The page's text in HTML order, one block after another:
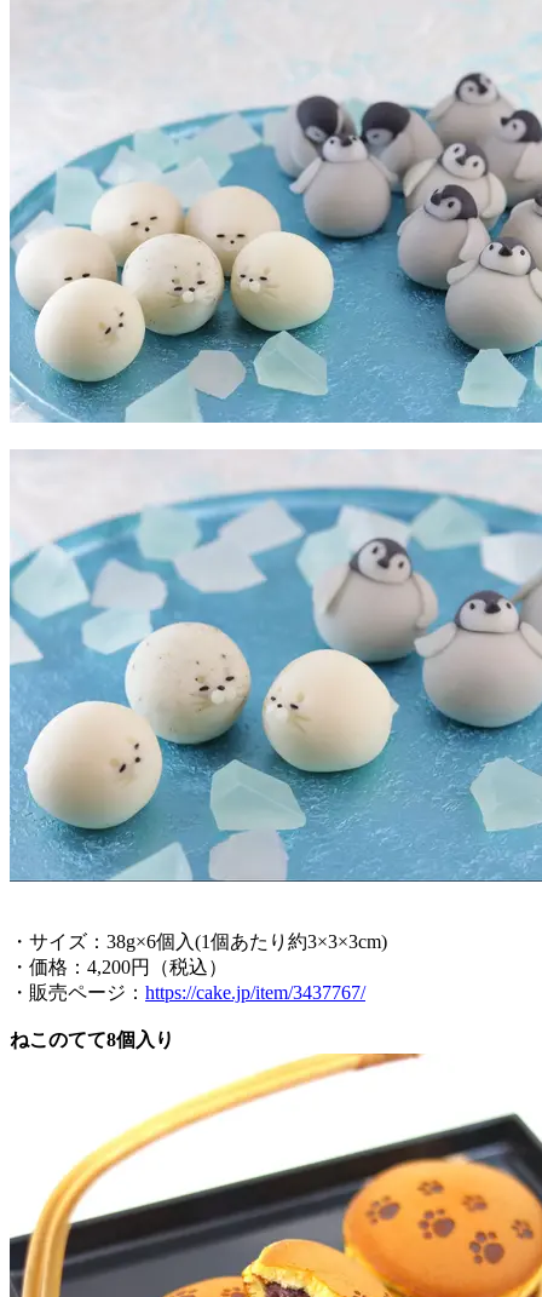
・サイズ：38g×6個入(1個あたり約3×3×3cm)
・価格：4,200円（税込）
・販売ページ： https://cake.jp/item/3437767/
ねこのてて8個入り